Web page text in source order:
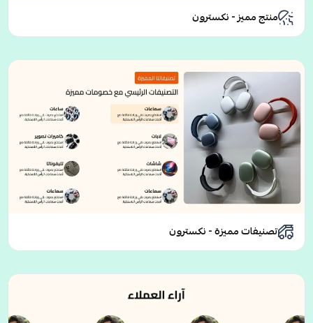
منتج مميز - نكسترون
تصنيفات مميزة - نكسترون